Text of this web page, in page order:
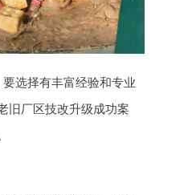
选择有丰富经验和专业
旧厂区技改升级成功案